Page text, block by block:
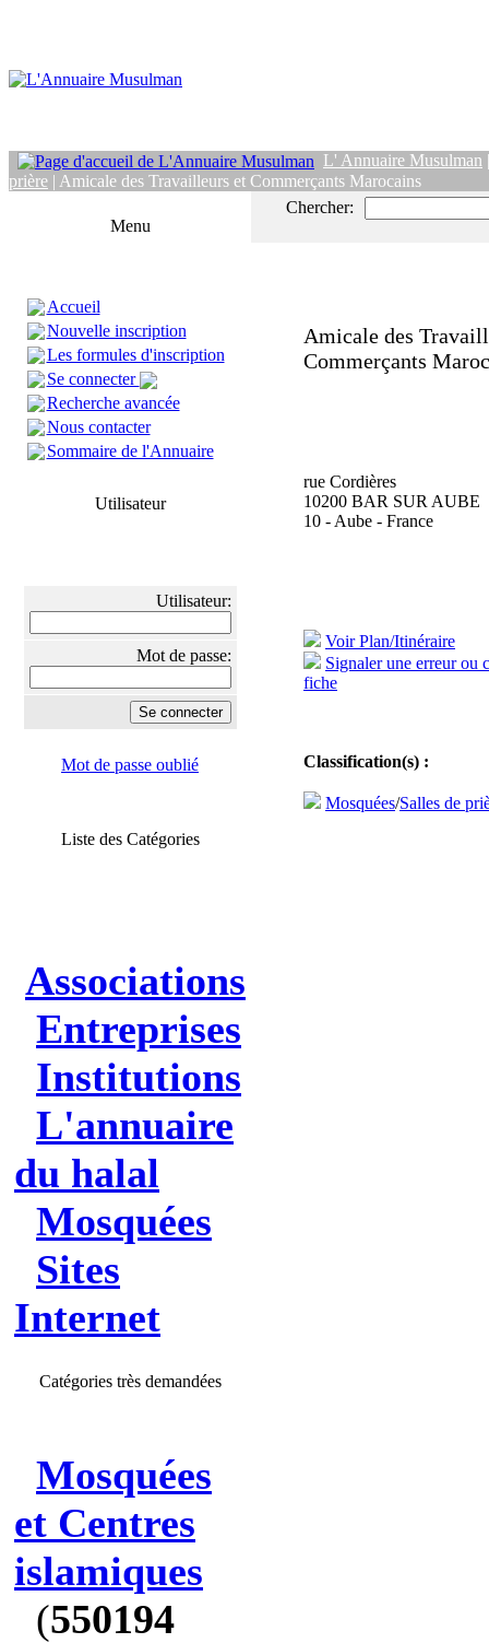
L' Annuaire Musulman
prière | Amicale des Travailleurs et Commerçants Marocains
Menu
Accueil
Nouvelle inscription
Les formules d'inscription
Se connecter
Recherche avancée
Nous contacter
Sommaire de l'Annuaire
Utilisateur
Utilisateur:
Mot de passe:
Mot de passe oublié
Liste des Catégories
Associations
Entreprises
Institutions
L'annuaire
du halal
Mosquées
Sites
Internet
Catégories très demandées
Mosquées
et Centres
islamiques
(550194
Chercher:
Amicale des
Commerçants
rue Cordières
10200 BAR SUR AUBE
10 - Aube - France
Voir Plan/Itinéraire
Signaler une erreur ou
fiche
Classification(s) :
Mosquées/Salles de